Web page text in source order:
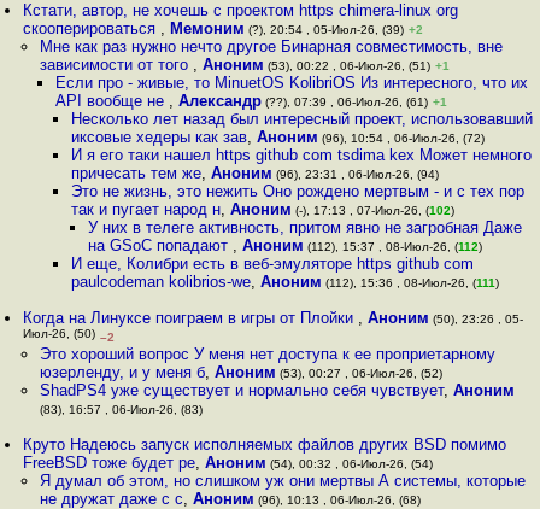
Кстати, автор, не хочешь с проектом https chimera-linux org
скооперироваться , Мемоним (?), 20:54 , 05-Июл-26, (39) +2
Мне как раз нужно нечто другое Бинарная совместимость, вне
зависимости от того , Аноним (53), 00:22 , 06-Июл-26, (51) +1
Если про - живые, то MinuetOS KolibriOS Из интересного, что их
API вообще не , Александр(??), 07:39 , 06-Июл-26, (61) +1
Несколько лет назад был интересный проект, использовавший
иксовые хедеры как зав,Аноним (96), 10:54 , 06-Июл-26, (72)
И я его таки нашел https github com tsdima kex Может немного
причесать тем же,Аноним (96), 23:31 , 06-Июл-26, (94)
Это не жизнь, это нежить Оно рождено мертвым - и с тех пор
так и пугает народ н,Аноним (-), 17:13 , 07-Июл-26, (102)
У них в телеге активность, притом явно не загробная Даже
на GSoC попадают , Аноним (112), 15:37 , 08-Июл-26, (112)
И еще, Колибри есть в веб-эмуляторе https github com
paulcodeman kolibrios-we,Аноним (112), 15:36 , 08-Июл-26, (111)
Когда на Линуксе поиграем в игры от Плойки ,Аноним (50), 23:26 , 05-
Июл-26, (50) –2
Это хороший вопрос У меня нет доступа к ее проприетарному
юзерленду, и у меня б, Аноним (53), 00:27 , 06-Июл-26, (52)
ShadPS4 уже существует и нормально себя чувствует, Аноним
(83), 16:57 , 06-Июл-26, (83)
Круто Надеюсь запуск исполняемых файлов других BSD помимо
FreeBSD тоже будет ре,Аноним (54), 00:32 , 06-Июл-26, (54)
Я думал об этом, но слишком уж они мертвы А системы, которые
не дружат даже с с, Аноним (96), 10:13 , 06-Июл-26, (68)